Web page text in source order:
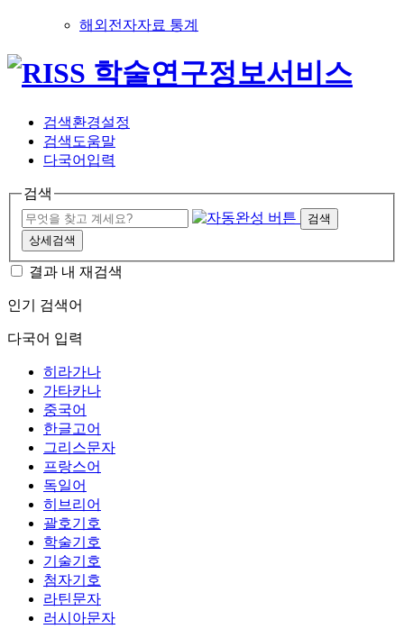
해외전자자료 통계
검색환경설정
검색도움말
다국어입력
검색
검색
상세검색
결과 내 재검색
인기 검색어
다국어 입력
히라가나
가타카나
중국어
한글고어
그리스문자
프랑스어
독일어
히브리어
괄호기호
학술기호
기술기호
첨자기호
라틴문자
러시아문자